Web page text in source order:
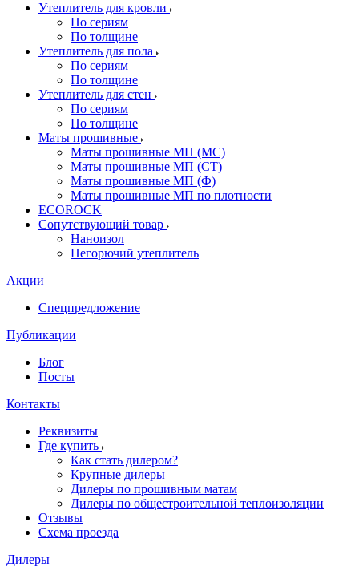
Утеплитель для кровли
По сериям
По толщине
Утеплитель для пола
По сериям
По толщине
Утеплитель для стен
По сериям
По толщине
Маты прошивные
Маты прошивные МП (МС)
Маты прошивные МП (СТ)
Маты прошивные МП (Ф)
Маты прошивные МП по плотности
ECOROCK
Сопутствующий товар
Наноизол
Негорючий утеплитель
Акции
Спецпредложение
Публикации
Блог
Посты
Контакты
Реквизиты
Где купить
Как стать дилером?
Крупные дилеры
Дилеры по прошивным матам
Дилеры по общестроительной теплоизоляции
Отзывы
Схема проезда
Дилеры